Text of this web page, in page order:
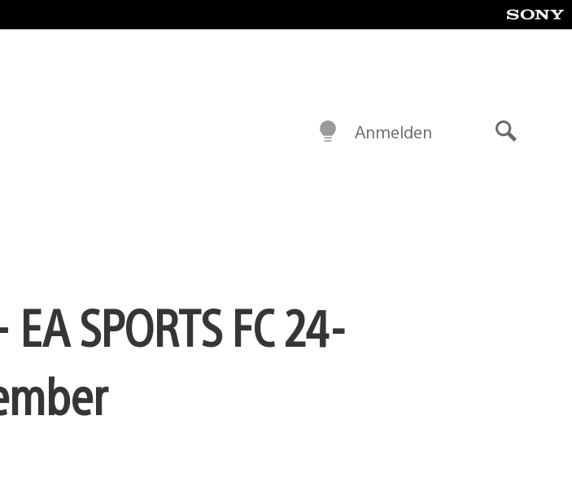
Anmelden
SPORTS FC 24-